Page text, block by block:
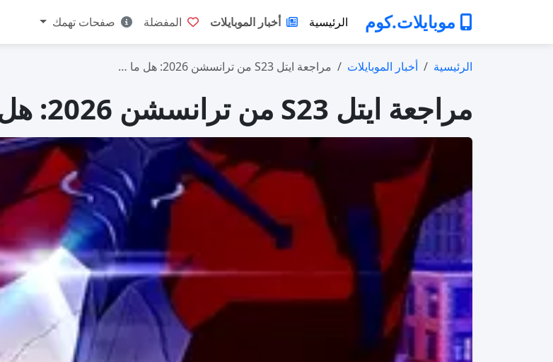
موبايلات.كوم الرئيسية أخبار الموبايلات المفضلة صفحات تهمك
الرئيسية أخبار الموبايلات مراجعة ايتل S23 من ترانسشن 2026: هل ما …
مراجعة ايتل S23 من ترانسشن 2026: هل ما زال يستحق الشراء؟